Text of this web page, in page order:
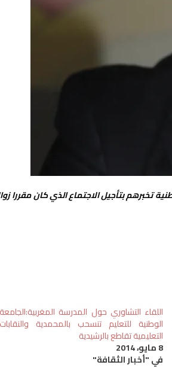
تخبرهم بتأجيل الاجتماع الذي كان مقررا
اللقاء التشاوري حول المدرسة المغربية:الجامعة
الوطنية للتعليم تنسحب بالمحمدية والنقابات
التعليمية تقاطع بالرشيدية
8 مايو، 2014
في "أخبار الثقافة"